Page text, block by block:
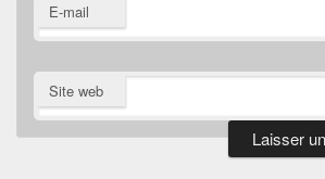
E-mail
Site web